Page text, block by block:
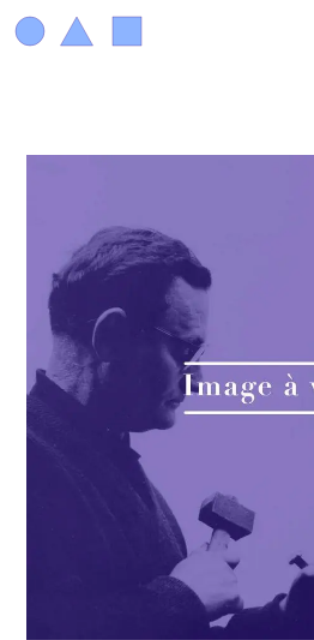
LA PROMENADE DES
CATALOGUE DES
ANIMAUX &
ENGAGEMENTS &
MUSIQUE &
VIE &
VISAGES